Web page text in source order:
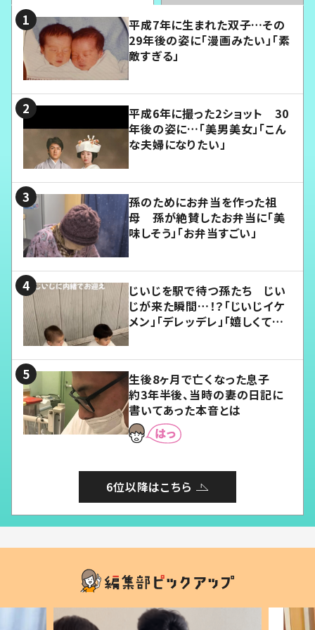
平成7年に生まれた双子…その
29年後の姿に「漫画みたい」「素
敵すぎる」
平成6年に撮った2ショット 30
年後の姿に…「美男美女」「こん
な夫婦になりたい」
孫のためにお弁当を作った祖
母 孫が絶賛したお弁当に「美
味しそう」「お弁当すごい」
じいじを駅で待つ孫たち じい
じが来た瞬間…！？「じいじイケ
メン」「デレッデレ」「嬉しくて可
生後8ヶ月で亡くなった息子
約3年半後、当時の妻の日記に
書いてあった本音とは
6位以降はこちら